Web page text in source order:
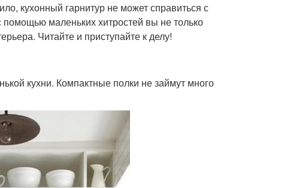
кухонный гарнитур не может справиться с
маленьких хитростей вы не только
Читайте и приступайте к делу!
кухни. Компактные полки не займут много